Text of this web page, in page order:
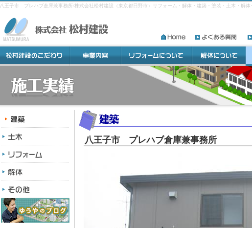
八王子市 プレハブ倉庫兼事務所/株式会社松村建設（東京都日野市）リフォーム・解体・建築・塗装・土木・解
八王子市 プレハブ倉庫兼事務所